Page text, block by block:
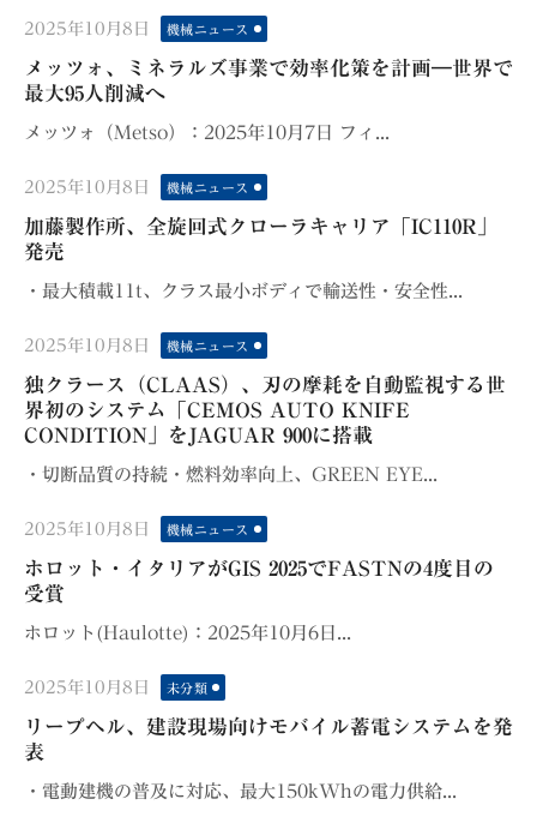
Posted
on
2025年10月8日 機械ニュース
メッツォ、ミネラルズ事業で効率化策を計画―世界で
最大95人削減へ
メッツォ（Metso）：2025年10月7日 フィ...
Posted
on
2025年10月8日 機械ニュース
加藤製作所、全旋回式クローラキャリア「IC110R」
発売
・最大積載11t、クラス最小ボディで輸送性・安全性...
Posted
on
2025年10月8日 機械ニュース
独クラース（CLAAS）、刃の摩耗を自動監視する世
界初のシステム「CEMOS AUTO KNIFE
CONDITION」をJAGUAR 900に搭載
・切断品質の持続・燃料効率向上、GREEN EYE...
Posted
on
2025年10月8日 機械ニュース
ホロット・イタリアがGIS 2025でFASTNの4度目の
受賞
ホロット(Haulotte)：2025年10月6日...
Posted
on
2025年10月8日 未分類
リープヘル、建設現場向けモバイル蓄電システムを発
表
・電動建機の普及に対応、最大150kWhの電力供給...